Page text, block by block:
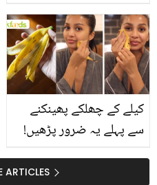
بتائے راز
کیلے کے چھلکے پھینکنے
سے پہلے یہ ضرور پڑھیں!
سستا اور قدرتی حلARTICLES